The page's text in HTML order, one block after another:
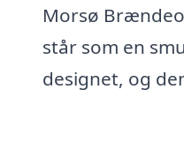
Morsø
står som en
designet, og